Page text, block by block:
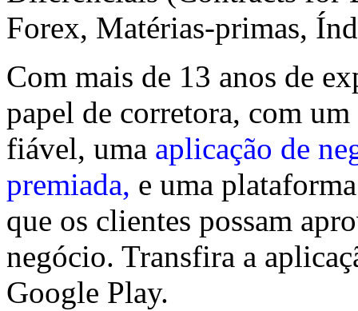
Forex, Matérias-primas,
Com mais de 13 anos de
papel de corretora, com
fiável, uma aplicação de
premiada, e uma
que os clientes possam
negócio. Transfira a
Google Play.